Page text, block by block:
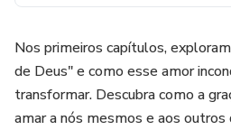
Nos primeiros capítulos,
de Deus" e como esse amor
transformar. Descubra como a
amar a nós mesmos e aos outros